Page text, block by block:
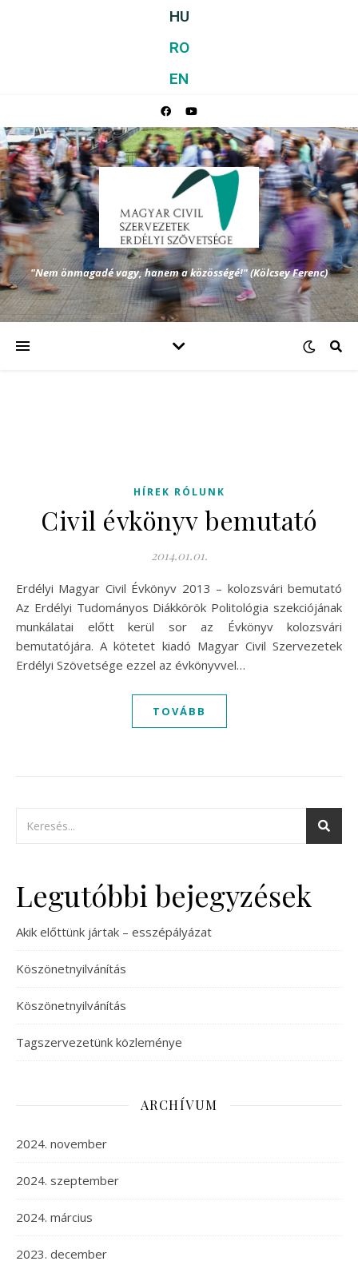
HU
RO
EN
"Nem önmagadé vagy, hanem a közösségé!" (Kölcsey Ferenc)
HÍREK RÓLUNK
Civil évkönyv bemutató
2014.01.01.
Erdélyi Magyar Civil Évkönyv 2013 – kolozsvári bemutató
Az Erdélyi Tudományos Diákkörök Politológia szekciójának
munkálatai előtt kerül sor az Évkönyv kolozsvári
bemutatójára. A kötetet kiadó Magyar Civil Szervezetek
Erdélyi Szövetsége ezzel az évkönyvvel…
TOVÁBB
Legutóbbi bejegyzések
Akik előttünk jártak – esszépályázat
Köszönetnyilvánítás
Köszönetnyilvánítás
Tagszervezetünk közleménye
ARCHÍVUM
2024. november
2024. szeptember
2024. március
2023. december